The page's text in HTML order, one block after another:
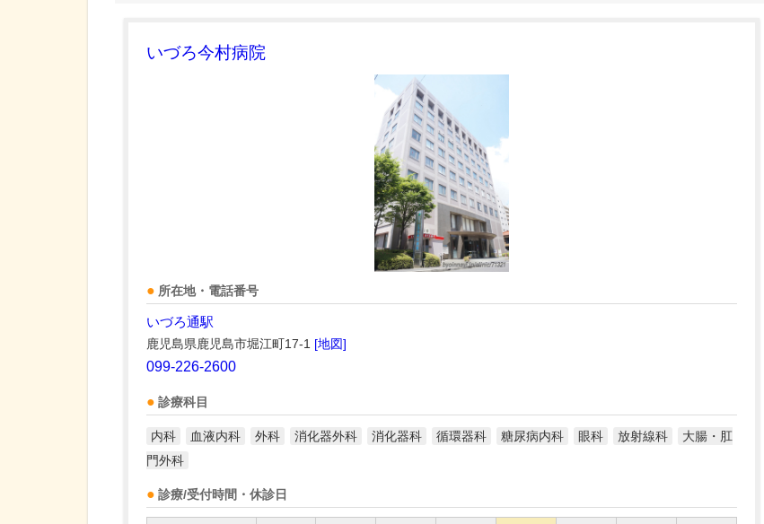
いづろ今村病院
所在地・電話番号
いづろ通駅
鹿児島県鹿児島市堀江町17-1 [地図]
099-226-2600
診療科目
内科 血液内科 外科 消化器外科 消化器科 循環器科 糖尿病内科 眼科 放射線科
大腸・肛
門外科
診療/受付時間・休診日